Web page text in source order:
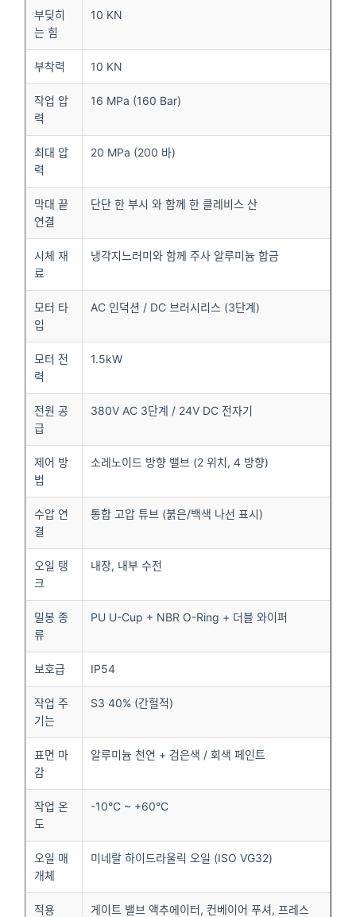
부딪히
는 힘
10 KN
부착력 10 KN
작업 압
력
16 MPa (160 Bar)
최대 압
력
20 MPa (200 바)
막대 끝
연결
단단 한 부시 와 함께 한 클레비스 산
시체 재
료
냉각지느러미와 함께 주사 알루미늄 합금
모터 타
입
AC 인덕션 / DC 브러시리스 (3단계)
모터 전
력
1.5kW
전원 공
급
380V AC 3단계 / 24V DC 전자기
제어 방
법
소레노이드 방향 밸브 (2 위치, 4 방향)
수압 연
결
통합 고압 튜브 (붉은/백색 나선 표시)
오일 탱
크
내장, 내부 수전
밀봉 종
류
PU U-Cup + NBR O-Ring + 더블 와이퍼
보호급 IP54
작업 주
기는
S3 40% (간헐적)
표면 마
감
알루미늄 천연 + 검은색 / 회색 페인트
작업 온
도
-10°C ~ +60°C
오일 매
개체
미네랄 하이드라울릭 오일 (ISO VG32)
적용
게이트 밸브 액추에이터, 컨베이어 푸셔, 프레스